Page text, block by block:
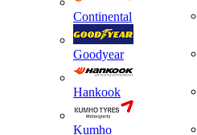
Continental
Goodyear
Hankook
Kumho